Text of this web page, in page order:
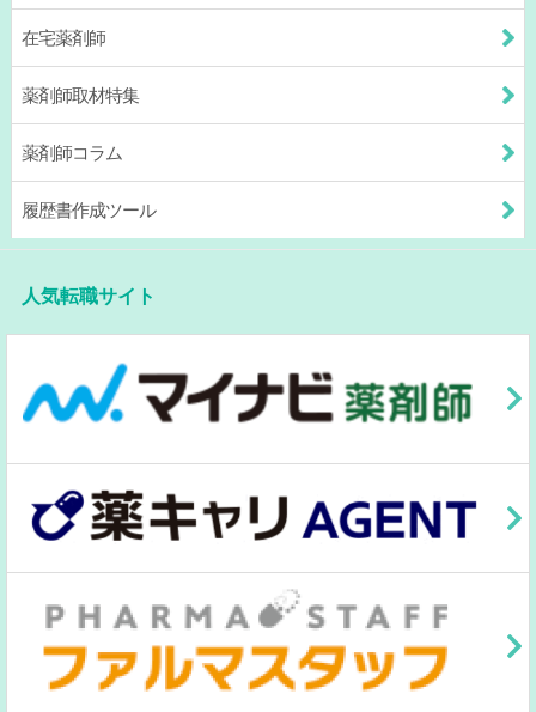
在宅薬剤師
薬剤師取材特集
薬剤師コラム
履歴書作成ツール
人気転職サイト